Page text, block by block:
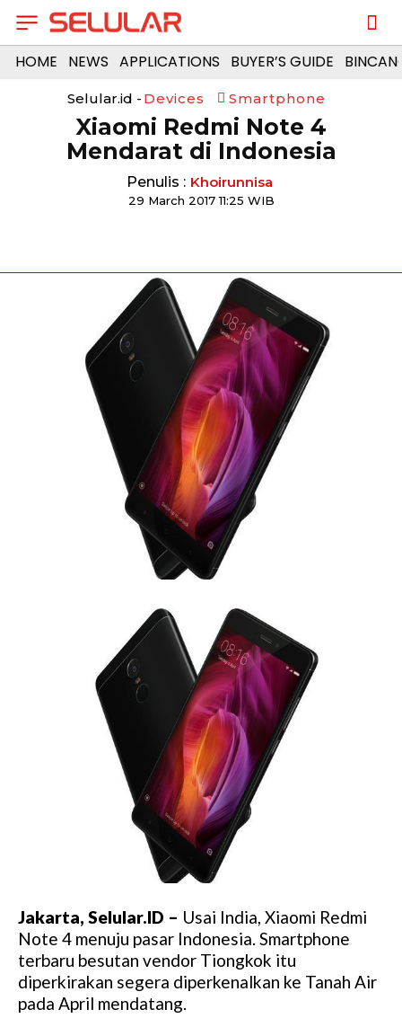
HOME NEWS APPLICATIONS BUYER’S GUIDE
Selular.id - Devices Smartphone
Xiaomi Redmi Note 4
Mendarat di Indonesia
Penulis : Khoirunnisa
29 March 2017 11:25 WIB
Jakarta, Selular.ID – Usai India, Xiaomi Redmi
Note 4 menuju pasar Indonesia. Smartphone
terbaru besutan vendor Tiongkok itu
diperkirakan segera diperkenalkan ke Tanah Air
pada April mendatang.